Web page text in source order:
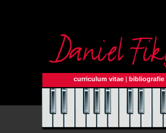
curriculum vitae | bibliografie